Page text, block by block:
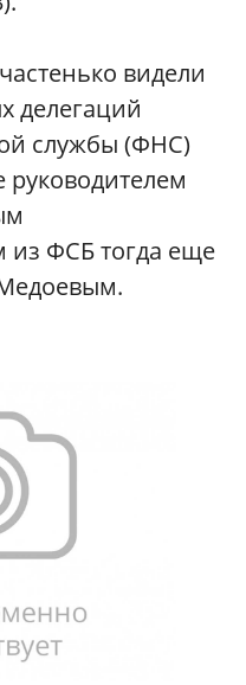
видели
делегаций
службы (ФНС)
руководителем
ФСБ тогда еще